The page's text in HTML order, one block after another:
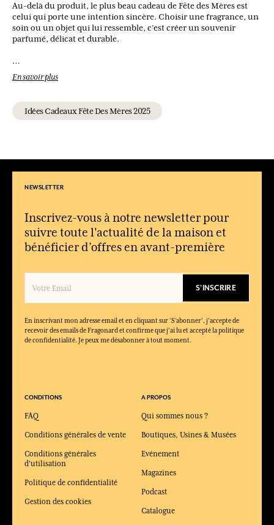
Au-delà du produit, le plus beau cadeau de Fête des Mères est
celui qui porte une intention sincère. Choisir une fragrance, un
soin ou un objet qui lui ressemble, c’est créer un souvenir
parfumé, délicat et durable.
Quel cadeau offrir pour la Fête des Mères ?
Un parfum, un coffret, un soin parfumé, une bougie, un
Quel parfum choisir pour une maman romantique ?
Quelle idée cadeau choisir pour une maman qui aime le bien-
être ?
Quel cadeau offrir à une maman qui aime la décoration ?
Une bougie parfumée, un diffuseur ou un bel objet décoratif
permet de sublimer son intérieur avec élégance.
Comment choisir un cadeau vraiment personnel ?
quotidien et à l’émotion que vous souhaitez lui transmettre.
En savoir plus
Idées Cadeaux Fête Des Mères 2025
NEWSLETTER
Inscrivez-vous à notre newsletter pour
suivre toute l'actualité de la maison et
bénéficier d’offres en avant-première
S'INSCRIRE
En inscrivant mon adresse email et en cliquant sur ‘S’abonner’, j'accepte de
recevoir des emails de Fragonard et confirme que j'ai lu et accepté la politique
de confidentialité. Je peux me désabonner à tout moment.
CONDITIONS
FAQ
Conditions générales de vente
Conditions générales
d'utilisation
Politique de confidentialité
Gestion des cookies
A PROPOS
Qui sommes nous ?
Boutiques, Usines & Musées
Evénement
Magazines
Podcast
Catalogue